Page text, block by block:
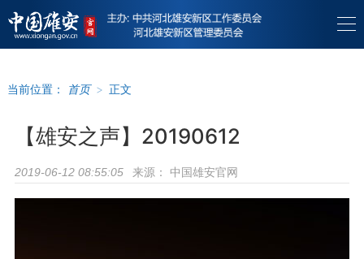
当前位置： 首页 > 正文
【雄安之声】20190612
2019-06-12 08:55:05 来源： 中国雄安官网